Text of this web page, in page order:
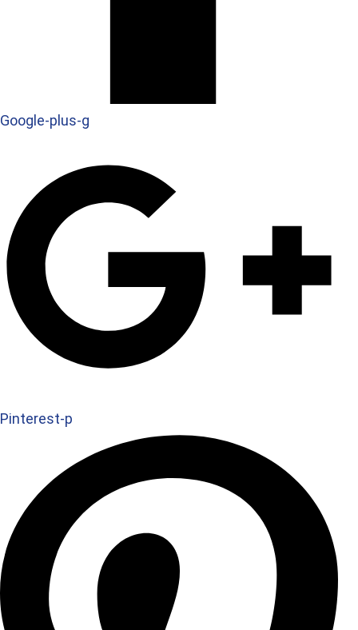
Google-plus-g
Pinterest-p